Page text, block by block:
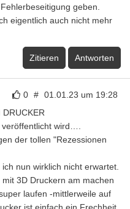
geben.
eigentlich auch nicht mehr
Zitieren Antworten
0 # 01.01.23 um 19:28
wird….
der tollen "Rezessionen
nun wirklich nicht erwartet.
3D Druckern am machen
laufen -mittlerweile auf
ist einfach ein Frechheit